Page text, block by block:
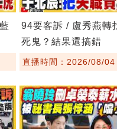
94要客訴 / 盧秀燕轉
死鬼？結果還搞錯
直播時間：2026/08/